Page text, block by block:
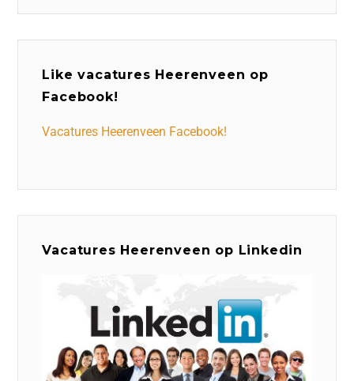
Like vacatures Heerenveen op
Facebook!
Vacatures Heerenveen Facebook!
Vacatures Heerenveen op Linkedin